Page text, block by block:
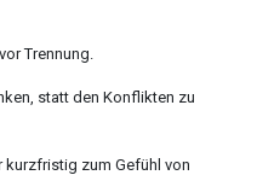
Trennung.
statt den Konflikten zu
kurzfristig zum Gefühl von